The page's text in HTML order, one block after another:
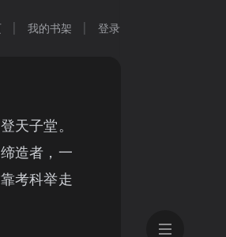
我的书架 登录
天子堂。
造者，一
考科举走